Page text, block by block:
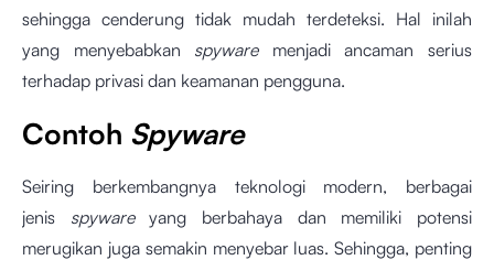
sehingga cenderung tidak mudah terdeteksi. Hal inilah
yang menyebabkan spyware menjadi ancaman serius
terhadap privasi dan keamanan pengguna.
Contoh Spyware
Seiring berkembangnya teknologi modern, berbagai
jenis spywareyang berbahaya dan memiliki potensi
merugikan juga semakin menyebar luas. Sehingga, penting